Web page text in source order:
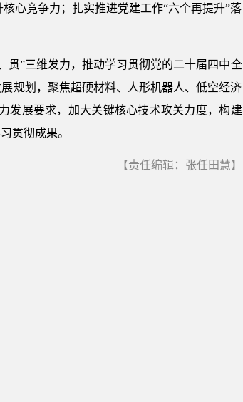
心竞争力；扎实推进党建工作“六个再提升”落
贯”三维发力，推动学习贯彻党的二十届四中全
规划，聚焦超硬材料、人形机器人、低空经济
发展要求，加大关键核心技术攻关力度，构建
贯彻成果。
【责任编辑：张任田慧】